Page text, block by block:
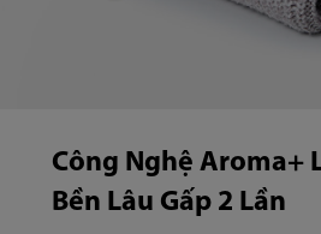
Công Nghệ Aroma+
Bền Lâu Gấp 2 Lần